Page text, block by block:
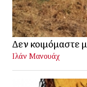
Δεν κοιμόμαστε
Ιλάν Μανουάχ